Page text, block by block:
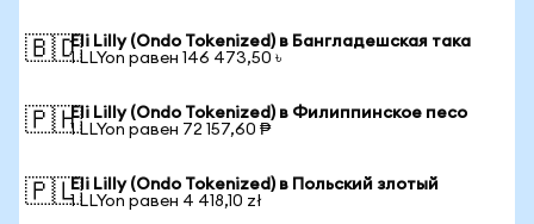
🇧🇩Eli Lilly (Ondo Tokenized) в Бангладешская така
1 LLYon равен 146 473,50 ৳
🇵🇭Eli Lilly (Ondo Tokenized) в Филиппинское песо
1 LLYon равен 72 157,60 ₱
🇵🇱Eli Lilly (Ondo Tokenized) в Польский злотый
1 LLYon равен 4 418,10 zł